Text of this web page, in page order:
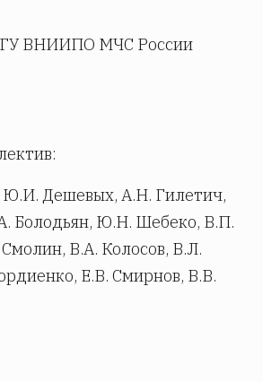
ВНИИПО МЧС России
Дешевых, А.Н. Гилетич,
Болодьян, Ю.Н. Шебеко, В.П.
В.А. Колосов, В.Л.
Е.В. Смирнов, В.В.